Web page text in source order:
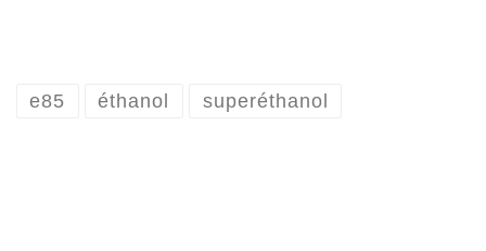
e85 éthanol superéthanol